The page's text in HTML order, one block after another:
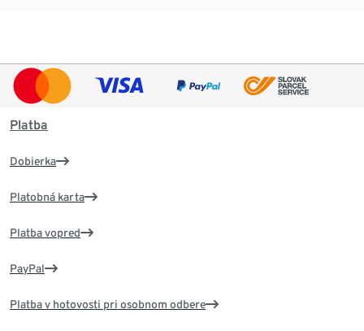
Platba
Dobierka
Platobná karta
Platba vopred
PayPal
Platba v hotovosti pri osobnom odbere